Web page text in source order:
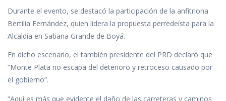
Durante el evento, se destacó la participación de la anfitriona
Bertilia Fernández, quien lidera la propuesta perredeísta para la
Alcaldía en Sabana Grande de Boyá.
En dicho escenario, el también presidente del PRD declaró que
“Monte Plata no escapa del deterioro y retroceso causado por
el gobierno”.
“Aquí es más que evidente el daño de las carreteras y caminos